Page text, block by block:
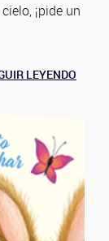
¡pide un
LEYENDO